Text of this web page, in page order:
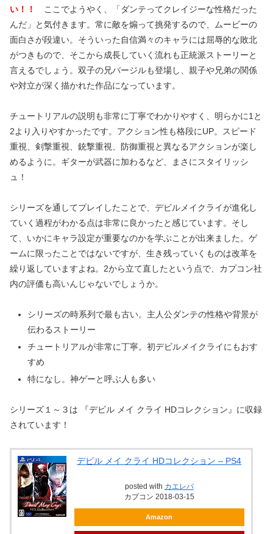
い！！
ここでようやく、「ダンテってクレイジーな性格だった
んだ」と気付きます。常に敵を煽って挑発するので、ムービーの
面白さが段違い。そういった自信満々のキャラには屈辱的な敗北
がつきもので、そこから成長していく流れも正統派ストーリーと
言えるでしょう。双子の兄バージルも登場し、親子や兄弟の関係
や対立が深く描かれた作品になっています。
チュートリアルの説明も非常に丁寧でわかりやすく、明らかに1と
2より入りやすかったです。アクション性も格段にUP。スピード
重視、剣撃重視、銃撃重視、防御重視と異なるアクションが楽し
めるように。ギターが武器に加わるなど、まさにスタイリッシ
ュ！
シリーズを通してプレイしたことで、デビルメイクライが進化し
ていく過程がわかる点は非常に良かったと感じています。そし
て、いかにキャラ設定が重要なのかを学ぶことが出来ました。ゲ
ームに限ったことではないですが、生き残っていくものは改革を
繰り返していますよね。2から立て直したという点で、カプコン社
内の評価も高いんじゃないでしょうか。
シリーズの時系列で最も古い。主人公ダンテの性格や背景が
伝わるストーリー
チュートリアルが非常に丁寧。初デビルメイクライにもおす
すめ
特になし。神ゲーと呼ぶ人も多い
シリーズ１～３は 『デビル メイ クライ HDコレクション』に収録
されています！
デビル メイ クライ HDコレクション – PS4
posted with カエレバ
カプコン 2018-03-15
Amazon